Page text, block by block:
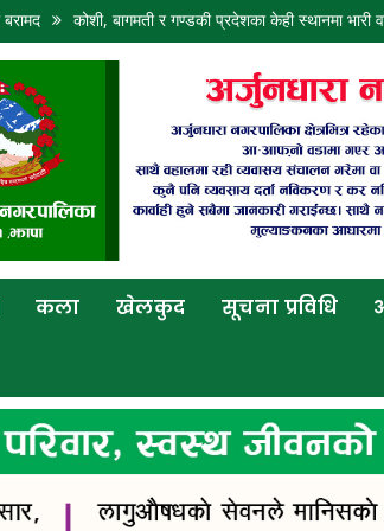
कोशी, बागमती र गण्डकी प्रदेशका केही स्थानमा भारी वर्षा हुने
कला खेलकुद सूचना प्रविधि